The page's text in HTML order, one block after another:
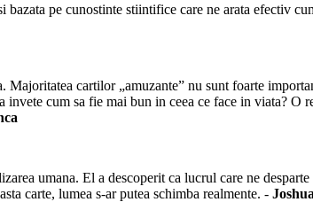
bazata pe cunostinte stiintifice care ne arata efectiv
Majoritatea cartilor „amuzante” nu sunt foarte
cum sa fie mai bun in ceea ce face in viata? O
umana. El a descoperit ca lucrul care ne
carte, lumea s-ar putea schimba realmente. -